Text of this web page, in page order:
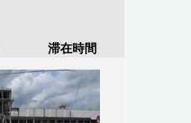
滞在時間